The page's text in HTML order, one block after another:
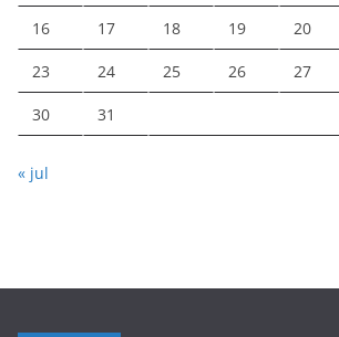
16 17 18 19 20
23 24 25 26 27
30 31
« jul